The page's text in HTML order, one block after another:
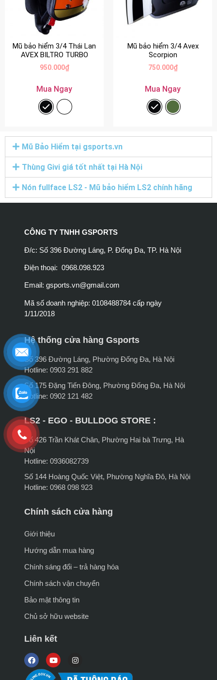
Mũ bảo hiểm 3/4 Thái Lan
AVEX BILTRO TURBO
950.000₫
Mua Ngay
Mũ bảo hiểm 3/4 Avex
Scorpion
750.000₫
Mua Ngay
Mũ Bảo Hiểm tại gsports.vn
Thùng Givi giá tốt nhất tại Hà Nội
Nón fullface LS2 - Mũ bảo hiểm LS2 chính hãng
CÔNG TY TNHH GSPORTS
Đ/c: Số 396 Đường Láng, P. Đống Đa, TP. Hà Nội
Điện thoại: 0968.098.923
Email: gsports.vn@gmail.com
Mã số doanh nghiệp: 0108488784 cấp ngày
1/11/2018
Hệ thống cửa hàng Gsports
Số 396 Đường Láng, Phường Đống Đa, Hà Nội
Hotline: 0903 291 882
Số 175 Đặng Tiến Đông, Phường Đống Đa, Hà Nội
Hotline: 0902 121 482
LS2 - EGO - BULLDOG STORE :
Số 426 Trần Khát Chân, Phường Hai bà Trưng, Hà
Nội
Hotline: 0936082739
Số 144 Hoàng Quốc Việt, Phường Nghĩa Đô, Hà Nội
Hotline: 0968 098 923
Chính sách cửa hàng
Giới thiệu
Hướng dẫn mua hàng
Chính sáng đổi – trả hàng hóa
Chính sách vận chuyển
Bảo mật thông tin
Chủ sở hữu website
Liên kết